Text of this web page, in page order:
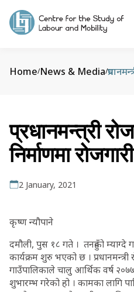
Home/News & Media/
प्रधानमन्त्री
निर्माणमा रोजगारी
2 January, 2021
कृष्ण न्यौपाने
दमौली, पुस १८ गते । तनहुँको म्याग्दे
कार्यक्रम शुरु भएको छ । प्रधानमन्त्री
गाउँपालिकाले चालु आर्थिक वर्ष
शुभारम्भ गरेको हो । कामका लागि